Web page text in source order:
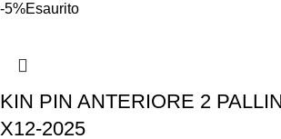
-5%Esaurito
KIN PIN ANTERIORE 2
X12-2025